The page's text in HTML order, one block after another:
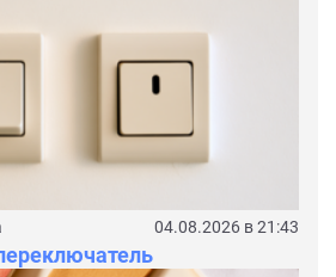
04.08.2026 в 21:43